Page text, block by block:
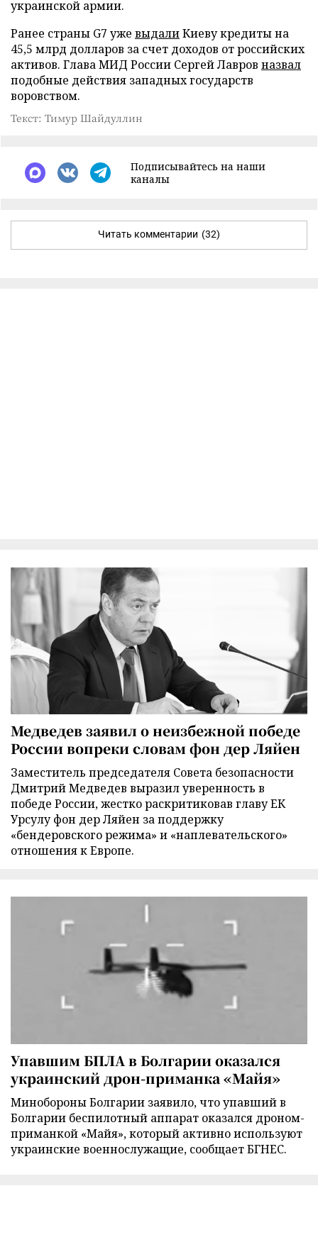
украинской армии.
Ранее страны G7 уже выдалиКиеву кредиты на
45,5 млрд долларов за счет доходов от российских
активов. Глава МИД России Сергей Лавров назвал
подобные действия западных государств
воровством.
Текст: Тимур Шайдуллин
Подписывайтесь на наши
каналы
Читать комментарии (32)
Медведев заявил о неизбежной победе
России вопреки словам фон дер Ляйен
Заместитель председателя Совета безопасности
Дмитрий Медведев выразил уверенность в
победе России, жестко раскритиковав главу ЕК
Урсулу фон дер Ляйен за поддержку
«бендеровского режима» и «наплевательского»
отношения к Европе.
Упавшим БПЛА в Болгарии оказался
украинский дрон-приманка «Майя»
Минобороны Болгарии заявило, что упавший в
Болгарии беспилотный аппарат оказался дроном-
приманкой «Майя», который активно используют
украинские военнослужащие, сообщает БГНЕС.